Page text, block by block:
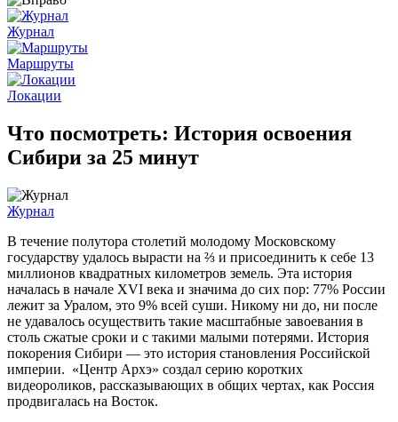
Журнал
Маршруты
Локации
Что посмотреть: История освоения
Сибири за 25 минут
Журнал
В течение полутора столетий молодому Московскому
государству удалось вырасти на ⅔ и присоединить к себе 13
миллионов квадратных километров земель. Эта история
началась в начале XVI века и значима до сих пор: 77% России
лежит за Уралом, это 9% всей суши. Никому ни до, ни после
не удавалось осуществить такие масштабные завоевания в
столь сжатые сроки и с такими малыми потерями. История
покорения Сибири — это история становления Российской
империи. «Центр Архэ» создал серию коротких
видеороликов, рассказывающих в общих чертах, как Россия
продвигалась на Восток.